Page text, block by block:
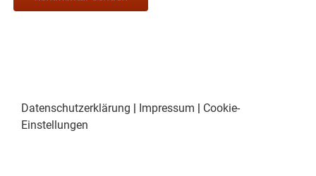
Datenschutzerklärung | Impressum | Cookie-
Einstellungen